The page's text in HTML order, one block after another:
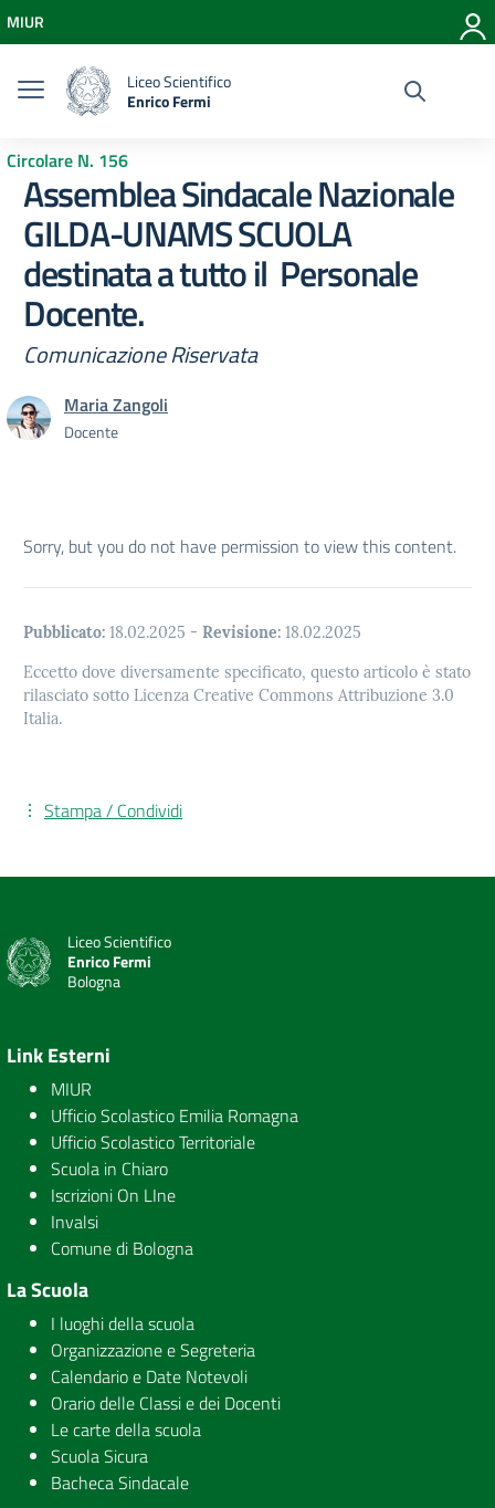
Vai al menu di navigazione
Vai al footer
MIUR
Liceo Scientifico
Enrico Fermi
Circolare N. 156
Assemblea Sindacale Nazionale
GILDA-UNAMS SCUOLA
destinata a tutto il Personale
Docente.
Comunicazione Riservata
Maria Zangoli
Docente
Sorry, but you do not have permission to view this content.
Pubblicato: 18.02.2025 - Revisione: 18.02.2025
Eccetto dove diversamente specificato, questo articolo è stato
rilasciato sotto Licenza Creative Commons Attribuzione 3.0
Italia.
Stampa / Condividi
Liceo Scientifico
Enrico Fermi
Bologna
Link Esterni
MIUR
Ufficio Scolastico Emilia Romagna
Ufficio Scolastico Territoriale
Scuola in Chiaro
Iscrizioni On LIne
Invalsi
Comune di Bologna
La Scuola
I luoghi della scuola
Organizzazione e Segreteria
Calendario e Date Notevoli
Orario delle Classi e dei Docenti
Le carte della scuola
Scuola Sicura
Bacheca Sindacale